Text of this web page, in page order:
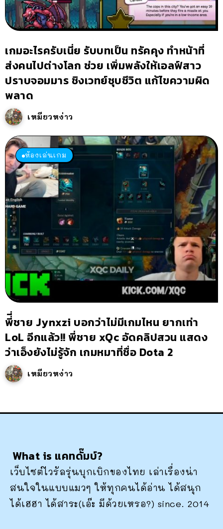
เกมอะไรครับเนี่ย รับบทเป็น ทรัคคุง ทำหน้าที่
ส่งคนไปต่างโลก ช่วย เพิ่มพลังให้เอลฟ์สาว
ปราบจอมมาร ชิงเวทย์ชุบชีวิต แก้ไขความผิด
พลาด
เหมียวหง่าว
ห้องเล่นเกม
พี่ี่ชาย Jynxzi บอกว่าไม่มีเกมไหน ยากเท่า
LoL อีกแล้ว!! พี่ชาย xQc อัดคลิปสวน แสดง
ว่าเอ็งยังไม่รู้จัก เกมหมาที่ชื่อ Dota 2
เหมียวหง่าว
What is แคทดั๊มบ์?
เว็บไซต์ไวรัลรุ่นบุกเบิกของไทย เล่าเรื่องน่า
สนใจในแบบแมวๆ ให้ทุกคนได้อ่าน ได้สนุก
ได้เฮฮา ได้สาระ(เอ๊ะ มีด้วยเหรอ?) since. 2014